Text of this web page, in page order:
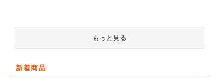
もっと見る
新着商品